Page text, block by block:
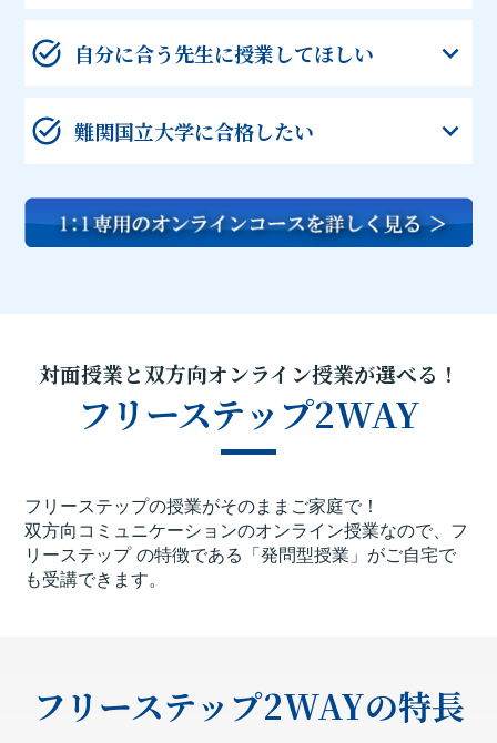
自分に合う先生に授業してほしい
難関国立大学に合格したい
対面授業と双方向オンライン授業が選べる！
フリーステップ2WAY
フリーステップの授業がそのままご家庭で！
双方向コミュニケーションのオンライン授業なので、 フ
リーステップ の特徴である「発問型授業」がご自宅で
も受講できます。
フリーステップ2WAYの特長